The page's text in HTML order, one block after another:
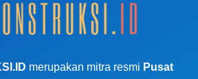
merupakan mitra resmi Pusat